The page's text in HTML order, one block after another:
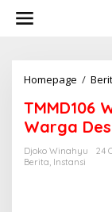
Homepage /
TMMD106
Warga
Djoko Winahyu
24
Berita, Instansi